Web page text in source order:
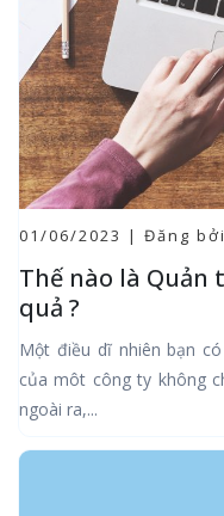
01/06/2023 | Đăng
Thế nào là
quả ?
Một điều dĩ nhiên bạn
của môt công ty không
ngoài ra,...